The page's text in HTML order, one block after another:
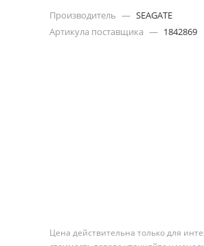
Производитель — SEAGATE
Артикула поставщика — 1842869
Цена действительна только для